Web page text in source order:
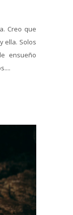
Creo que
ella. Solos
ensueño